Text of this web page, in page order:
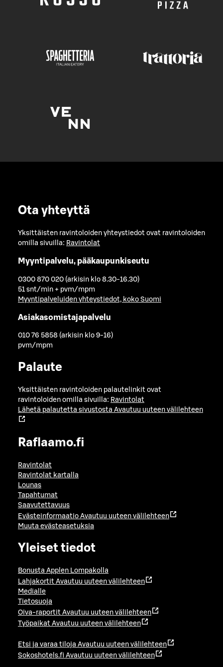
Ota yhteyttä
Yksittäisten ravintoloiden yhteystiedot ovat ravintoloiden
omilla sivuilla: Ravintolat
Myyntipalvelu, pääkaupunkiseutu
0300 870 020 (arkisin klo 8.30-16.30)
51 snt/min + pvm/mpm
Myyntipalveluiden yhteystiedot, koko Suomi
Asiakasomistajapalvelu
010 76 5858 (arkisin klo 9-16)
pvm/mpm
Palaute
Yksittäisten ravintoloiden palautelinkit ovat
ravintoloiden omilla sivuilla: Ravintolat
Lähetä palautetta sivustosta Avautuu uuteen välilehteen
Raflaamo.fi
Ravintolat
Ravintolat kartalla
Lounas
Tapahtumat
Saavutettavuus
Evästeinformaatio Avautuu uuteen välilehteen
Muuta evästeasetuksia
Yleiset tiedot
Bonusta Applen Lompakolla
Lahjakortit Avautuu uuteen välilehteen
Medialle
Tietosuoja
Oiva-raportit Avautuu uuteen välilehteen
Työpaikat Avautuu uuteen välilehteen
Etsi ja varaa tiloja Avautuu uuteen välilehteen
Sokoshotels.fi Avautuu uuteen välilehteen